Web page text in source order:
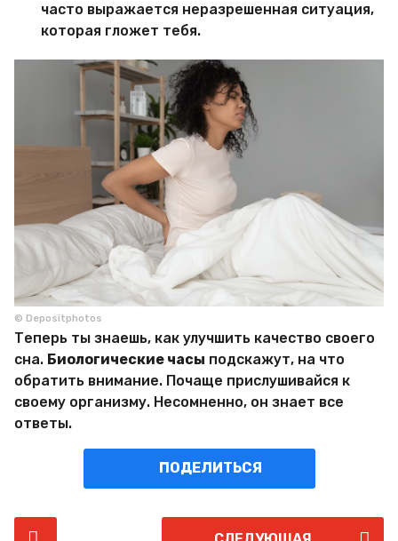
часто выражается неразрешенная ситуация,
которая гложет тебя.
© Depositphotos
Теперь ты знаешь, как улучшить качество своего
сна. Биологические часы подскажут, на что
обратить внимание. Почаще прислушивайся к
своему организму. Несомненно, он знает все
ответы.
ПОДЕЛИТЬСЯ